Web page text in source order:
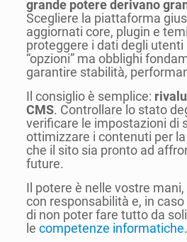
grande potere derivano
Scegliere la piattaforma
aggiornati core, plugin e
proteggere i dati degli
“opzioni” ma obblighi
garantire stabilità,
Il consiglio è semplice:
CMS. Controllare lo stato
verificare le impostazioni di
ottimizzare i contenuti per la
che il sito sia pronto ad
future.
Il potere è nelle vostre
con responsabilità e, in
di non poter fare tutto da
le competenze informatiche.